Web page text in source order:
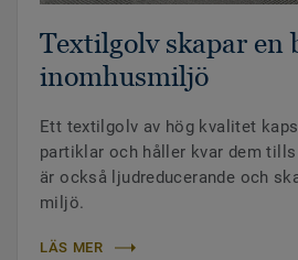
Textilgolv skapar en
inomhusmiljö
Ett textilgolv av hög kvalitet
partiklar och håller kvar dem tills
är också ljudreducerande och
miljö.
LÄS MER